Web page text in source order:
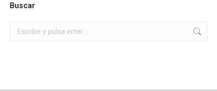
Buscar
Buscar: